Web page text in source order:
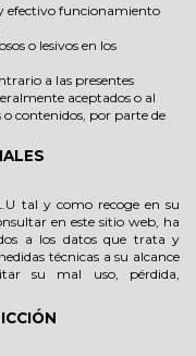
efectivo funcionamiento
o lesivos en los
a las presentes
aceptados o al
o contenidos, por parte de
tal y como recoge en su
en este sitio web, ha
a los datos que trata y
técnicas a su alcance
su mal uso, pérdida,